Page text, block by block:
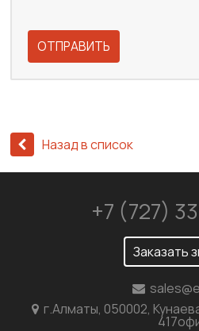
ОТПРАВИТЬ
Назад в список
+7 (727)
Заказать
г.Алматы, 050002,